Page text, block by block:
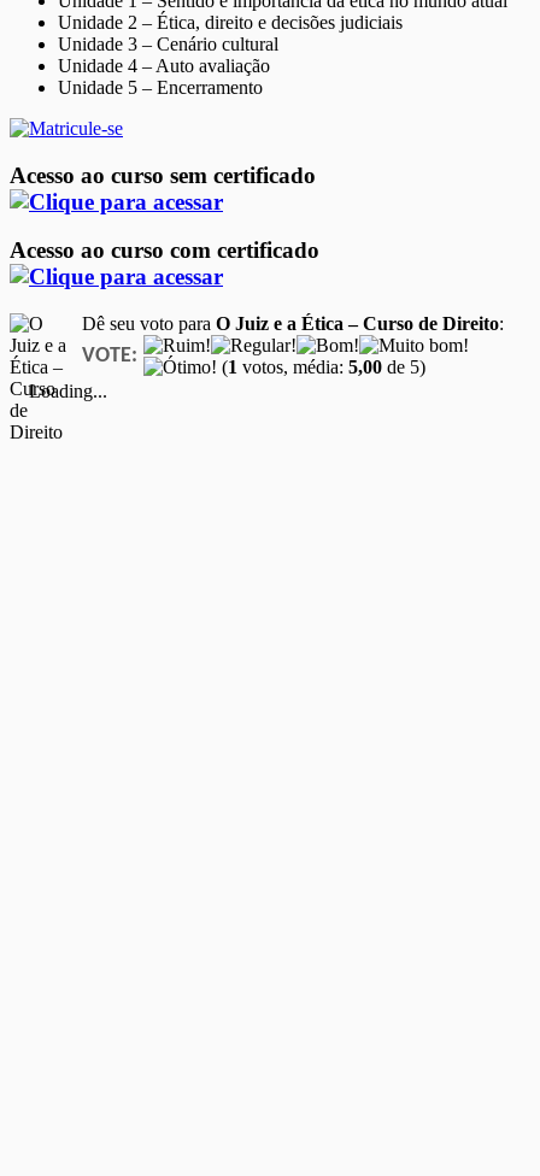
Unidade 2 – Ética, direito e decisões judiciais
Unidade 3 – Cenário cultural
Unidade 4 – Auto avaliação
Unidade 5 – Encerramento
Acesso ao curso sem certificado
Acesso ao curso com certificado
Dê seu voto para O Juiz e a Ética – Curso de Direito:
VOTE: (1 votos, média: 5,00 de 5)
Loading...